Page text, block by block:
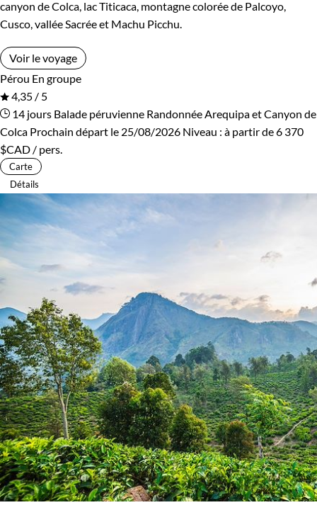
canyon de Colca, lac Titicaca, montagne colorée de Palcoyo,
Cusco, vallée Sacrée et Machu Picchu.
Voir le voyage
Pérou En groupe
4,35 / 5
14 jours Balade péruvienne Randonnée Arequipa et Canyon de
Colca Prochain départ le 25/08/2026 Niveau : à partir de6 370
$CAD / pers.
Carte
Détails